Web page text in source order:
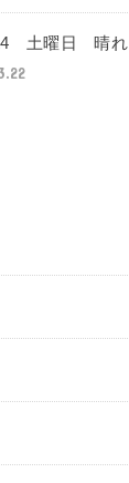
土曜日 晴れ